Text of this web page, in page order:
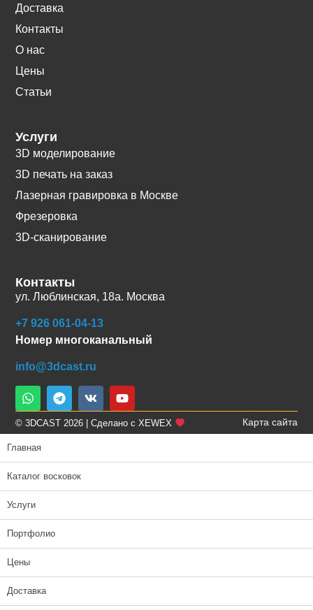
Доставка
Контакты
О нас
Цены
Статьи
Услуги
3D моделирование
3D печать на заказ
Лазерная гравировка в Москве
Фрезеровка
3D-сканирование
Контакты
ул. Люблинская, 18а. Москва
+7 926 061-04-13
Номер многоканальный
info@3dcast.ru
© 3DCAST 2026 | Сделано с XEWEX Карта сайта
Главная
Каталог восковок
Услуги
Портфолио
Цены
Доставка